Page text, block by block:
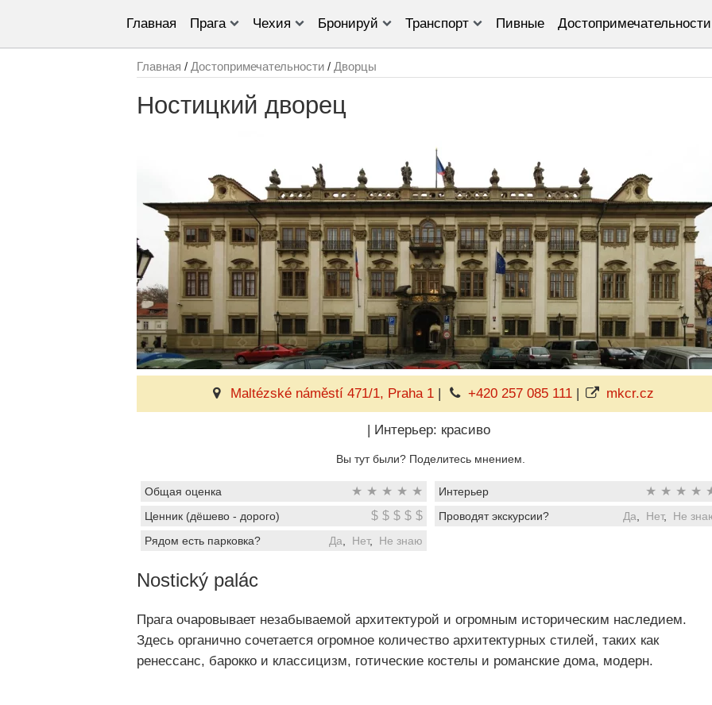
Главная Прага Чехия Бронируй Транспорт Пивные Достопримечательности
Главная / Достопримечательности / Дворцы
Ностицкий дворец
Maltézské náměstí 471/1, Praha 1 | +420 257 085 111| mkcr.cz
| Интерьер: красиво
Вы тут были? Поделитесь мнением.
Общая оценка ★ ★ ★ ★ ★ Интерьер ★ ★ ★ ★
Ценник (дёшево - дорого) $ $ $ $ $ Проводят экскурсии? Да Нет, Не
Рядом есть парковка?
Да Нет, Не знаю
Nostický palác
Прага очаровывает незабываемой архитектурой и огромным историческим наследием.
Здесь органично сочетается огромное количество архитектурных стилей, таких как
ренессанс, барокко и классицизм, готические костелы и романские дома, модерн.